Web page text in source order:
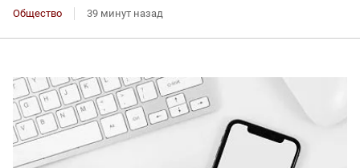
Общество 39 минут назад